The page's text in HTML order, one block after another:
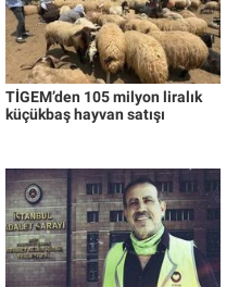
TİGEM’den 105 milyon liralık
küçükbaş hayvan satışı